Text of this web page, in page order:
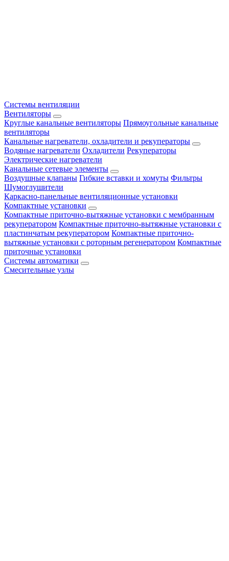
Системы вентиляции
Вентиляторы
Круглые канальные вентиляторы Прямоугольные канальные
вентиляторы
Канальные нагреватели, охладители и рекуператоры
Водяные нагреватели Охладители Рекуператоры
Электрические нагреватели
Канальные сетевые элементы
Воздушные клапаны Гибкие вставки и хомуты Фильтры
Шумоглушители
Каркасно-панельные вентиляционные установки
Компактные установки
Компактные приточно-вытяжные установки с мембранным
рекуператором Компактные приточно-вытяжные установки с
пластинчатым рекуператором Компактные приточно-
вытяжные установки с роторным регенератором Компактные
приточные установки
Системы автоматики
Смесительные узлы